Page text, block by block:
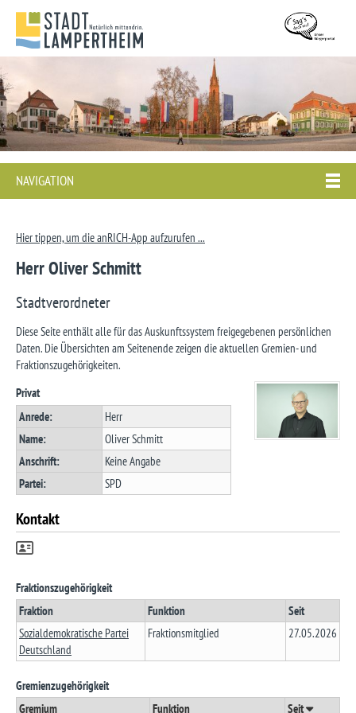
NAVIGATION
Hier tippen, um die anRICH-App aufzurufen ...
Herr Oliver Schmitt
Stadtverordneter
Diese Seite enthält alle für das Auskunftssystem freigegebenen persönlichen
Daten. Die Übersichten am Seitenende zeigen die aktuellen Gremien- und
Fraktionszugehörigkeiten.
Privat
Anrede:
Herr
Name:
Oliver Schmitt
Anschrift:
Keine Angabe
Partei:
SPD
Kontakt
Fraktionszugehörigkeit
Fraktion
Funktion
Seit
Sozialdemokratische Partei
Deutschland
Fraktionsmitglied 27.05.2026
Gremienzugehörigkeit
Gremium
Funktion Seit